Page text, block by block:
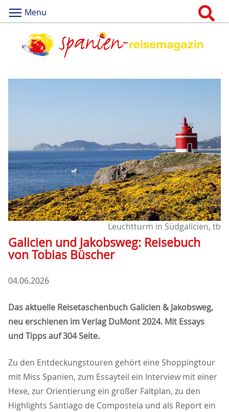
Menu
Leuchtturm in Südgalicien, tb
Galicien und Jakobsweg: Reisebuch
von Tobias Büscher
04.06.2026
Das aktuelle Reisetaschenbuch Galicien & Jakobsweg,
neu erschienen im Verlag DuMont 2024. Mit Essays
und Tipps auf 304 Seite.
Zu den Entdeckungstouren gehört eine Shoppingtour
mit Miss Spanien, zum Essayteil ein Interview mit einer
Hexe, zur Orientierung ein großer Faltplan, zu den
Highlights Santiago de Compostela und als Report ein